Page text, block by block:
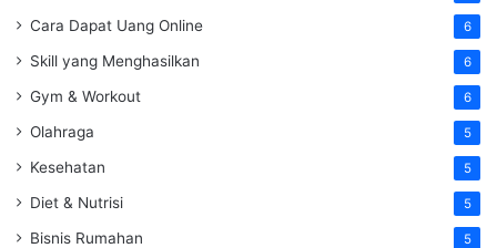
Cara Dapat Uang Online 6
Skill yang Menghasilkan 6
Gym & Workout 6
Olahraga 5
Kesehatan 5
Diet & Nutrisi 5
Bisnis Rumahan 5